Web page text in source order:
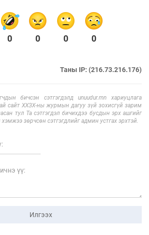
0 0 0 0
Таны IP: (216.73.216.176)
бичсэн сэтгэгдэлд unuudur.mn хариуцлага
сайт ХХЗХ-ны журмын дагуу зүй зохисгүй зарим
тул Та сэтгэгдэл бичихдээ бусдын эрх ашгийг
зөрчсөн сэтгэгдлийг админ устгах эрхтэй.
Илгээх